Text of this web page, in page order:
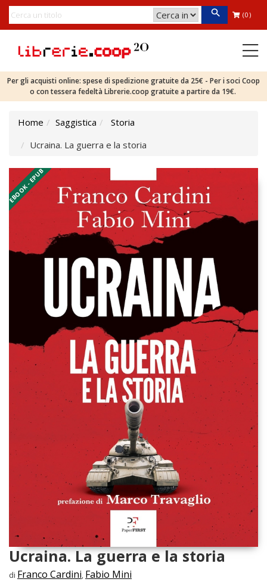
(0)
Per gli acquisti online: spese di spedizione gratuite da 25€ - Per i soci Coop
o con tessera fedeltà Librerie.coop gratuite a partire da 19€.
Home Saggistica
Storia
Ucraina. La guerra e la storia
EBOOK - EPUB
Ucraina. La guerra e la storia
di Franco Cardini, Fabio Mini